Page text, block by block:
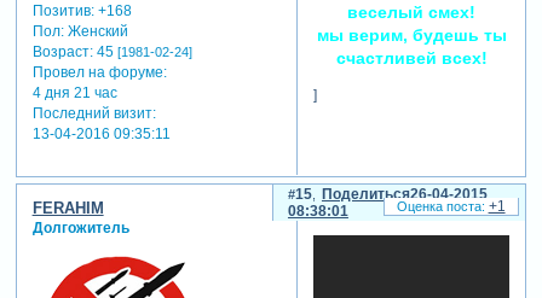
Позитив: +168
Пол:Женский
Возраст:45 [1981-02-24]
Провел на форуме:
4 дня 21 час
Последний визит:
13-04-2016 09:35:11
веселый смех!
мы верим, будешь ты
счастливей всех!
]
Поделиться
15
26-04-2015
08:38:01
FERAHIM
Долгожитель
+1